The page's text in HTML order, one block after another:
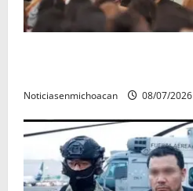
Noticiasenmichoacan 08/07/2026